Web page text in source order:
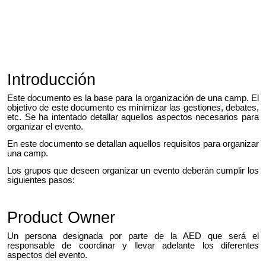
Introducción
Este documento es la base para la organización de una camp. El
objetivo de este documento es minimizar las gestiones, debates,
etc. Se ha intentado detallar aquellos aspectos necesarios para
organizar el evento.
En este documento se detallan aquellos requisitos para organizar
una camp.
Los grupos que deseen organizar un evento deberán cumplir los
siguientes pasos:
Product Owner
Un persona designada por parte de la AED que será el
responsable de coordinar y llevar adelante los diferentes
aspectos del evento.